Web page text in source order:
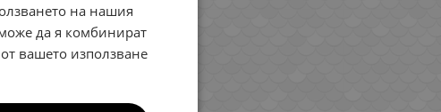
ENGLISH
на нашия
да я комбинират
вашето използване